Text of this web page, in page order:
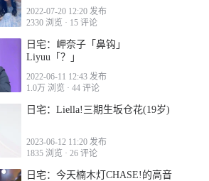
2022-07-20 12:20 发布
2330 浏览 · 15 评论
日宅：岬奈子「鼻钩」
Liyuu「？」
2022-06-11 12:43 发布
1.0万 浏览 · 44 评论
日宅：Liella!三期生坂仓花(19岁)
2023-06-12 11:20 发布
1835 浏览 · 26 评论
日宅：今天楠木灯CHASE!的高音